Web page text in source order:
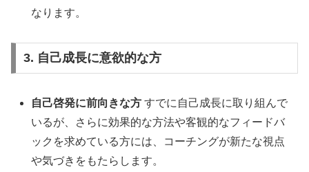
なります。
3. 自己成長に意欲的な方
自己啓発に前向きな方 すでに自己成長に取り組んで
いるが、さらに効果的な方法や客観的なフィードバ
ックを求めている方には、コーチングが新たな視点
や気づきをもたらします。